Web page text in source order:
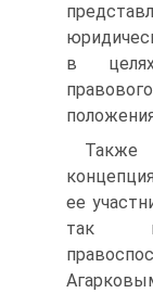
в целях
ее
так